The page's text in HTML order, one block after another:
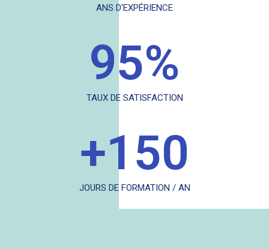
ANS D'EXPÉRIENCE
95%
TAUX DE SATISFACTION
+150
JOURS DE FORMATION / AN